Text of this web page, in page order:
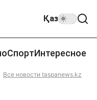
Қаз
СпортИнтересное
Все новости taspanews.kz